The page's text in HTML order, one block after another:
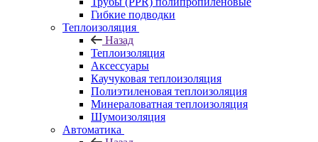
Гибкие подводки
Теплоизоляция
Назад
Теплоизоляция
Аксессуары
Каучуковая теплоизоляция
Полиэтиленовая теплоизоляция
Минераловатная теплоизоляция
Шумоизоляция
Автоматика